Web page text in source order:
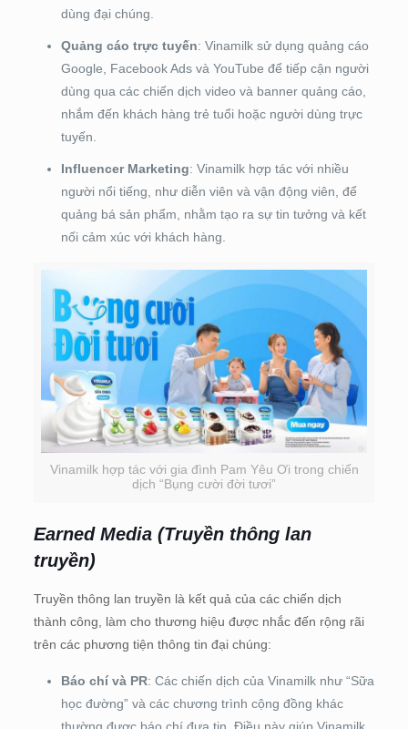
dùng đại chúng.
Quảng cáo trực tuyến: Vinamilk sử dụng quảng cáo
Google, Facebook Ads và YouTube để tiếp cận người
dùng qua các chiến dịch video và banner quảng cáo,
nhắm đến khách hàng trẻ tuổi hoặc người dùng trực
tuyến.
Influencer Marketing: Vinamilk hợp tác với nhiều
người nổi tiếng, như diễn viên và vận động viên, để
quảng bá sản phẩm, nhằm tạo ra sự tin tưởng và kết
nối cảm xúc với khách hàng.
Vinamilk hợp tác với gia đình Pam Yêu Ơi trong chiến
dịch “Bụng cười đời tươi”
Earned Media (Truyền thông lan
truyền)
Truyền thông lan truyền là kết quả của các chiến dịch
thành công, làm cho thương hiệu được nhắc đến rộng rãi
trên các phương tiện thông tin đại chúng:
Báo chí và PR: Các chiến dịch của Vinamilk như “Sữa
học đường” và các chương trình cộng đồng khác